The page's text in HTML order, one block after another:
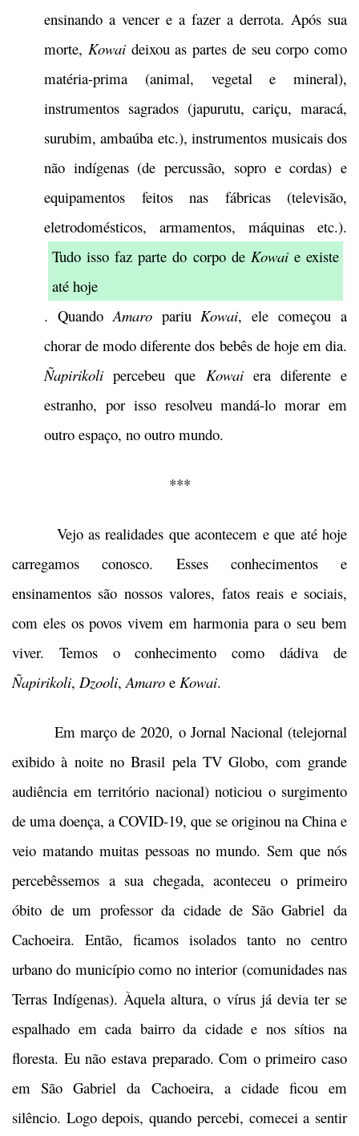
ensinando a vencer e a fazer a derrota. Após sua
morte, Kowaideixou as partes de seu corpo como
matéria-prima (animal, vegetal e mineral),
instrumentos sagrados (japurutu, cariçu, maracá,
surubim, ambaúba etc.), instrumentos musicais dos
não indígenas (de percussão, sopro e cordas) e
equipamentos feitos nas fábricas (televisão,
eletrodomésticos, armamentos, máquinas etc.).
Tudo isso faz parte do corpo de Kowaie existe
até hoje
. QuandoAmaropariuKowai, ele começou a
chorar de modo diferente dos bebês de hoje em dia.
Ñapirikoli percebeu que Kowaiera diferente e
estranho, por isso resolveu mandá-lo morar em
outro espaço, no outro mundo.
***
Vejo as realidades que acontecem e que até hoje
carregamos conosco. Esses conhecimentos e
ensinamentos são nossos valores, fatos reais e sociais,
com eles os povos vivem em harmonia para o seu bem
viver. Temos o conhecimento como dádiva de
Ñapirikoli, Dzooli,Amaro e Kowai.
Em março de 2020, o Jornal Nacional (telejornal
exibido à noite no Brasil pela TV Globo, com grande
audiência em território nacional) noticiou o surgimento
de uma doença, a COVID-19, que se originou na China e
veio matando muitas pessoas no mundo. Sem que nós
percebêssemos a sua chegada, aconteceu o primeiro
óbito de um professor da cidade de São Gabriel da
Cachoeira. Então, ficamos isolados tanto no centro
urbano do município como no interior (comunidades nas
Terras Indígenas). Àquela altura, o vírus já devia ter se
espalhado em cada bairro da cidade e nos sítios na
floresta. Eu não estava preparado. Com o primeiro caso
em São Gabriel da Cachoeira, a cidade ficou em
silêncio. Logo depois, quando percebi, comecei a sentir